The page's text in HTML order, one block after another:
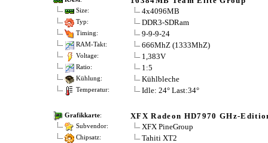
Size: 4x4096MB
Typ: DDR3-SDRam
Timing: 9-9-9-24
RAM-Takt: 666MhZ (1333MhZ)
Voltage: 1,383V
Ratio: 1:5
Kühlung: Kühlbleche
Temperatur: Idle: 24° Last:34°
Grafikkarte: XFX Radeon HD7970 GHz-
Subvendor: XFX PineGroup
Chipsatz: Tahiti XT2